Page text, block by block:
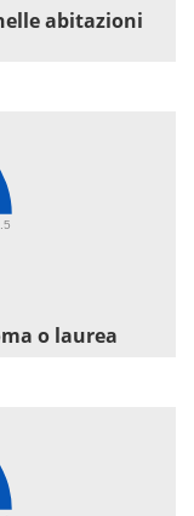
abitazioni
o laurea